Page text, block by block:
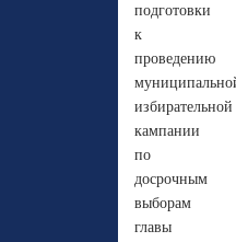
подготовки
к
проведению
избирательной
кампании
по
досрочным
выборам
главы